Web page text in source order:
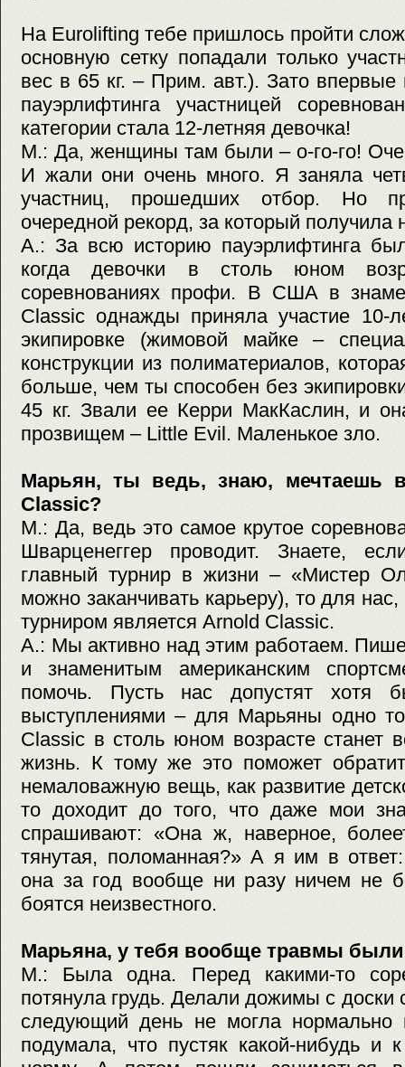
На Eurolifting тебе пришлось пройти
основную сетку попадали только
вес в 65 кг. – Прим. авт.). Зато впервые
пауэрлифтинга участницей
категории стала 12-летняя девочка!
М.: Да, женщины там были – о-го-го!
И жали они очень много. Я заняла
участниц, прошедших отбор. Но
очередной рекорд, за который получила
А.: За всю историю пауэрлифтинга
когда девочки в столь юном
соревнованиях профи. В США в
Classic однажды приняла участие 10-
экипировке (жимовой майке –
конструкции из полиматериалов,
больше, чем ты способен без
45 кг. Звали ее Керри МакКаслин, и
прозвищем – Little Evil. Маленькое зло.
Марьян, ты ведь, знаю, мечтаешь
Classic?
М.: Да, ведь это самое крутое
Шварценеггер проводит. Знаете,
главный турнир в жизни – «Мистер
можно заканчивать карьеру), то для
турниром является Arnold Classic.
А.: Мы активно над этим работаем.
и знаменитым американским
помочь. Пусть нас допустят хотя
выступлениями – для Марьяны одно
Classic в столь юном возрасте станет
жизнь. К тому же это поможет
немаловажную вещь, как развитие
то доходит до того, что даже мои
спрашивают: «Она ж, наверное,
тянутая, поломанная?» А я им в
она за год вообще ни разу ничем не
боятся неизвестного.
Марьяна, у тебя вообще травмы
М.: Была одна. Перед какими-то
потянула грудь. Делали дожимы с
следующий день не могла нормально
подумала, что пустяк какой-нибудь и